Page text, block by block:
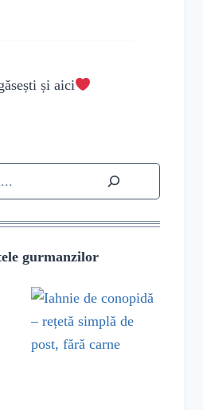
și aici
gurmanzilor